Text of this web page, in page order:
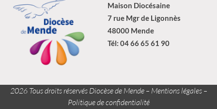
Maison Diocésaine
7 rue Mgr de Ligonnès
48000 Mende
Tél: 04 66 65 61 90
2026 Tous droits réservés Diocèse de Mende – Mentions légales–
Politique de confidentialité